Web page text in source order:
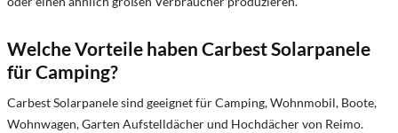
Welche Vorteile haben Carbest Solarpanele
für Camping?
Carbest Solarpanele sind geeignet für Camping, Wohnmobil, Boote,
Wohnwagen, Garten Aufstelldächer und Hochdächer von Reimo.